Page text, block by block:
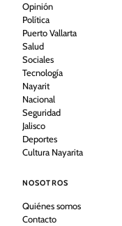
Opinión
Política
Puerto Vallarta
Salud
Sociales
Tecnología
Nayarit
Nacional
Seguridad
Jalisco
Deportes
Cultura Nayarita
NOSOTROS
Quiénes somos
Contacto